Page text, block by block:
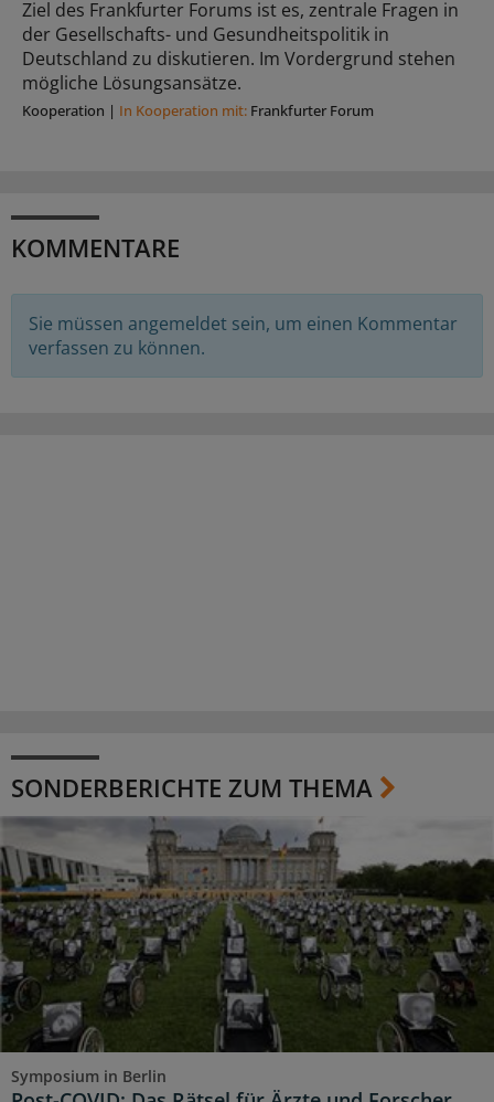
Ziel des Frankfurter Forums ist es, zentrale Fragen in
der Gesellschafts- und Gesundheitspolitik in
Deutschland zu diskutieren. Im Vordergrund stehen
mögliche Lösungsansätze.
Kooperation | In Kooperation mit: Frankfurter Forum
KOMMENTARE
Sie müssen angemeldet sein, um einen Kommentar
verfassen zu können.
SONDERBERICHTE ZUM THEMA
Symposium in Berlin